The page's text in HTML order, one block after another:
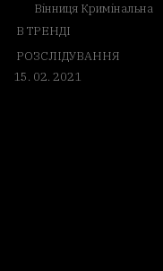
Вінниця Кримінальна
В ТРЕНДІ
РОЗСЛІДУВАННЯ
15. 02. 2021